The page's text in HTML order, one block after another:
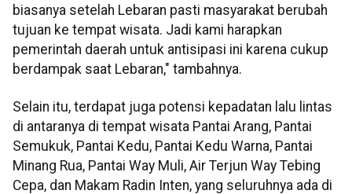
biasanya setelah Lebaran pasti masyarakat berubah
tujuan ke tempat wisata. Jadi kami harapkan
pemerintah daerah untuk antisipasi ini karena cukup
berdampak saat Lebaran," tambahnya.
Selain itu, terdapat juga potensi kepadatan lalu lintas
di antaranya di tempat wisata Pantai Arang, Pantai
Semukuk, Pantai Kedu, Pantai Kedu Warna, Pantai
Minang Rua, Pantai Way Muli, Air Terjun Way Tebing
Cepa, dan Makam Radin Inten, yang seluruhnya ada di